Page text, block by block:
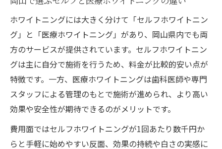
ホワイトニングには大きく分けて「セルフホワイトニン
グ」と「医療ホワイトニング」があり、岡山県内でも両
方のサービスが提供されています。セルフホワイトニン
グは主に自分で施術を行うため、料金が比較的安い点が
特徴です。一方、医療ホワイトニングは歯科医師や専門
スタッフによる管理のもとで施術が進められ、より高い
効果や安全性が期待できるのがメリットです。
費用面ではセルフホワイトニングが1回あたり数千円か
らと手軽に始めやすい反面、効果の持続や白さの実感に